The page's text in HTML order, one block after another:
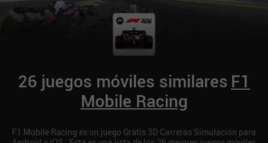
26 juegos móviles similares F1
Mobile Racing
F1 Mobile Racing es un juego Gratis 3D Carreras Simulación para